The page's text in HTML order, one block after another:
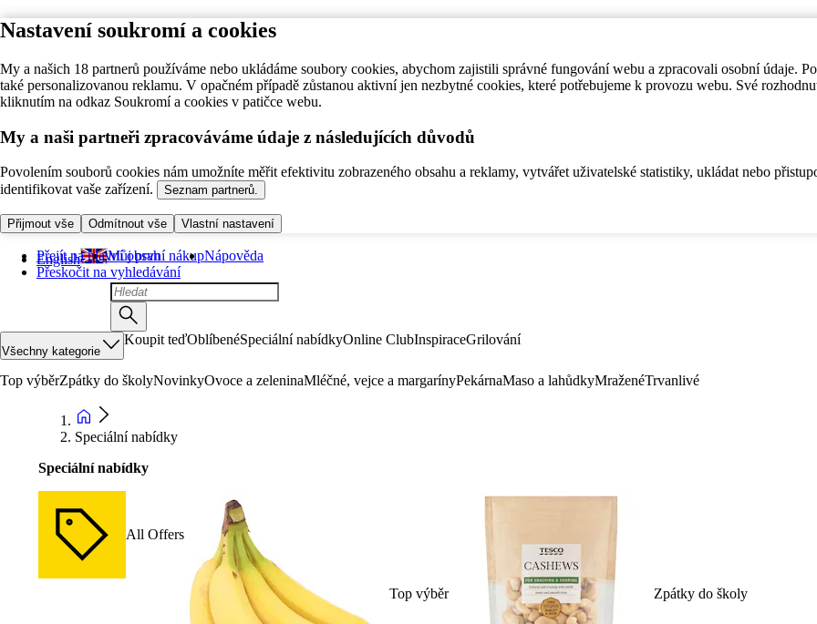
Nastavení soukromí a cookies
My a našich 18 partnerů používáme nebo ukládáme soubory cookies, abychom zajistili správné fungování webu a zpracovali osobní údaje.
také personalizovanou reklamu. V opačném případě zůstanou aktivní jen nezbytné cookies, které potřebujeme k provozu webu. Své
kliknutím na odkaz Soukromí a cookies v patičce webu.
My a naši partneři zpracováváme údaje z následujících důvodů
Povolením souborů cookies nám umožníte měřit efektivitu zobrazeného obsahu a reklamy, vytvářet uživatelské statistiky, ukládat nebo
identifikovat vaše zařízení.
Seznam partnerů.
Přijmout vše Odmítnout vše Vlastní nastavení
Přejít na hlavní obsah
Přeskočit na vyhledávání
English Můj první nákupNápověda
Všechny kategorie
Koupit teďOblíbenéSpeciální nabídkyOnline ClubInspiraceGrilování
Top výběrZpátky do školyNovinkyOvoce a zeleninaMléčné, vejce a margarínyPekárnaMaso a lahůdkyMraženéTrvanlivé
Speciální nabídky
Speciální nabídky
All Offers
Top výběr Zpátky do školy